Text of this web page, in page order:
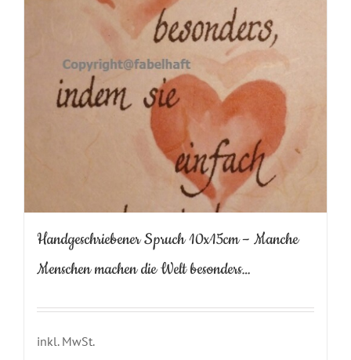
Handgeschriebener Spruch 10x15cm – Manche
Menschen machen die Welt besonders…
inkl. MwSt.